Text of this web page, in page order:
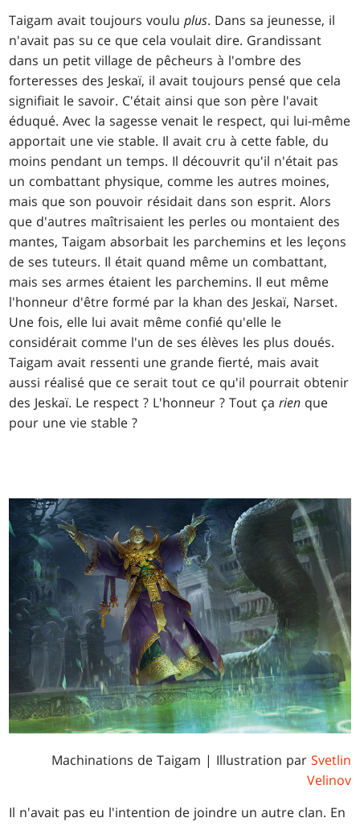
Taigam avait toujours vouluplus. Dans sa jeunesse, il
n'avait pas su ce que cela voulait dire. Grandissant
dans un petit village de pêcheurs à l'ombre des
forteresses des Jeskaï, il avait toujours pensé que cela
signifiait le savoir. C'était ainsi que son père l'avait
éduqué. Avec la sagesse venait le respect, qui lui-même
apportait une vie stable. Il avait cru à cette fable, du
moins pendant un temps. Il découvrit qu'il n'était pas
un combattant physique, comme les autres moines,
mais que son pouvoir résidait dans son esprit. Alors
que d'autres maîtrisaient les perles ou montaient des
mantes, Taigam absorbait les parchemins et les leçons
de ses tuteurs. Il était quand même un combattant,
mais ses armes étaient les parchemins. Il eut même
l'honneur d'être formé par la khan des Jeskaï, Narset.
Une fois, elle lui avait même confié qu'elle le
considérait comme l'un de ses élèves les plus doués.
Taigam avait ressenti une grande fierté, mais avait
aussi réalisé que ce serait tout ce qu'il pourrait obtenir
des Jeskaï. Le respect ? L'honneur ? Tout çarien que
pour une vie stable ?
Machinations de Taigam | Illustration par Svetlin
Velinov
Il n'avait pas eu l'intention de joindre un autre clan. En